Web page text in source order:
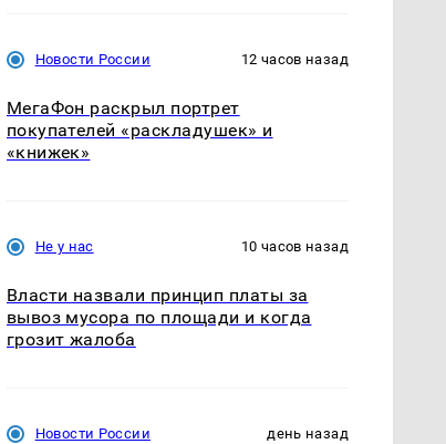
Новости России 12 часов назад
МегаФон раскрыл портрет
покупателей «раскладушек» и
«книжек»
Не у нас 10 часов назад
Власти назвали принцип платы за
вывоз мусора по площади и когда
грозит жалоба
Новости России день назад